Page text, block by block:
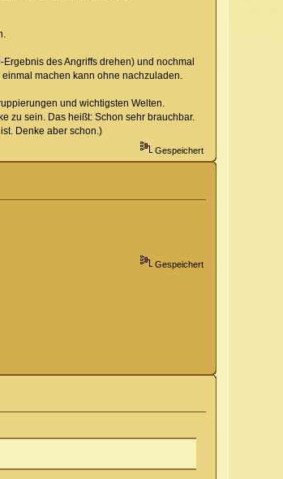
des Angriffs drehen) und nochmal
machen kann ohne nachzuladen.
und wichtigsten Welten.
zu sein. Das heißt: Schon sehr brauchbar.
Denke aber schon.)
Gespeichert
Gespeichert